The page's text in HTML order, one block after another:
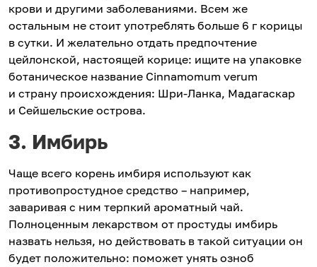
крови и другими заболеваниями. Всем же
остальным не стоит употреблять больше 6 г корицы
в сутки. И желательно отдать предпочтение
цейлонской, настоящей корице: ищите на упаковке
ботаническое название Cinnamomum verum
и страну происхождения: Шри-Ланка, Мадагаскар
и Сейшельские острова.
3. Имбирь
Чаще всего корень имбиря используют как
противопростудное средство – например,
заваривая с ним терпкий ароматный чай.
Полноценным лекарством от простуды имбирь
назвать нельзя, но действовать в такой ситуации он
будет положительно: поможет унять озноб